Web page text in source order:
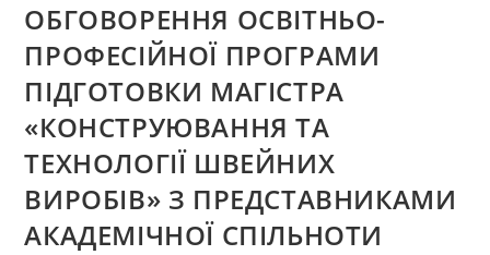
ОБГОВОРЕННЯ ОСВІТНЬО-
ПРОФЕСІЙНОЇ ПРОГРАМИ
ПІДГОТОВКИ МАГІСТРА
«КОНСТРУЮВАННЯ ТА
ТЕХНОЛОГІЇ ШВЕЙНИХ
ВИРОБІВ» З ПРЕДСТАВНИКАМИ
АКАДЕМІЧНОЇ СПІЛЬНОТИ